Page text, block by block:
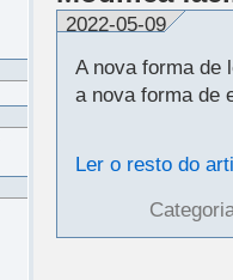
2022-05-09
A nova forma de
a nova forma de
Ler o resto do